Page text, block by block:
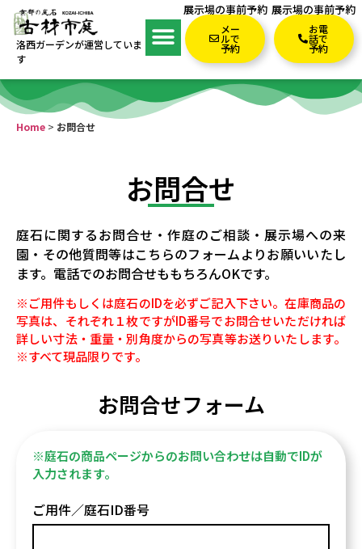
洛西ガーデンが運営していま
す
展示場の事前予約
メー
ルで
予約
展示場の事前予約
お電
話で
予約
Home > お問合せ
お問合せ
庭石に関するお問合せ・作庭のご相談・展示場への来
園・その他質問等はこちらのフォームよりお願いいたし
ます。電話でのお問合せももちろんOKです。
※ご用件もしくは庭石のIDを必ずご記入下さい。在庫商品の
写真は、それぞれ１枚ですがID番号でお問合せいただければ
詳しい寸法・重量・別角度からの写真等お送りいたします。
※すべて現品限りです。
お問合せフォーム
※庭石の商品ページからのお問い合わせは自動でIDが
入力されます。
ご用件／庭石ID番号